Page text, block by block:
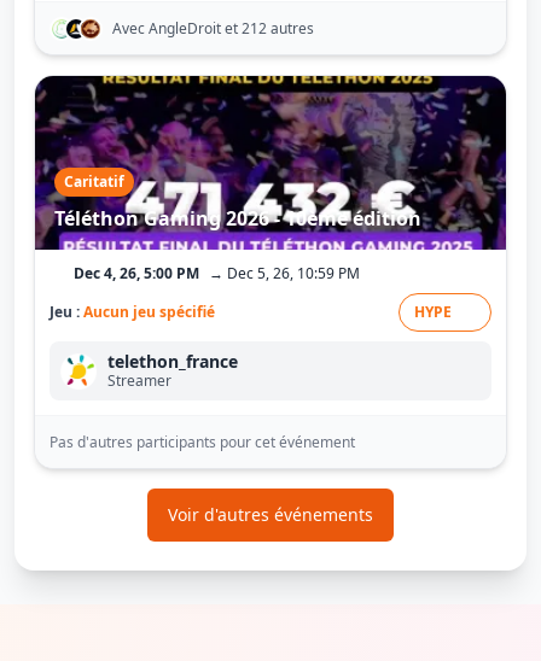
Avec AngleDroitet 212 autres
Caritatif
Téléthon Gaming 2026 - 10ème édition
Dec 4, 26, 5:00 PM → Dec 5, 26, 10:59 PM
Jeu :Aucun jeu spécifié HYPE
telethon_france
Streamer
Pas d'autres participants pour cet événement
Voir d'autres événements